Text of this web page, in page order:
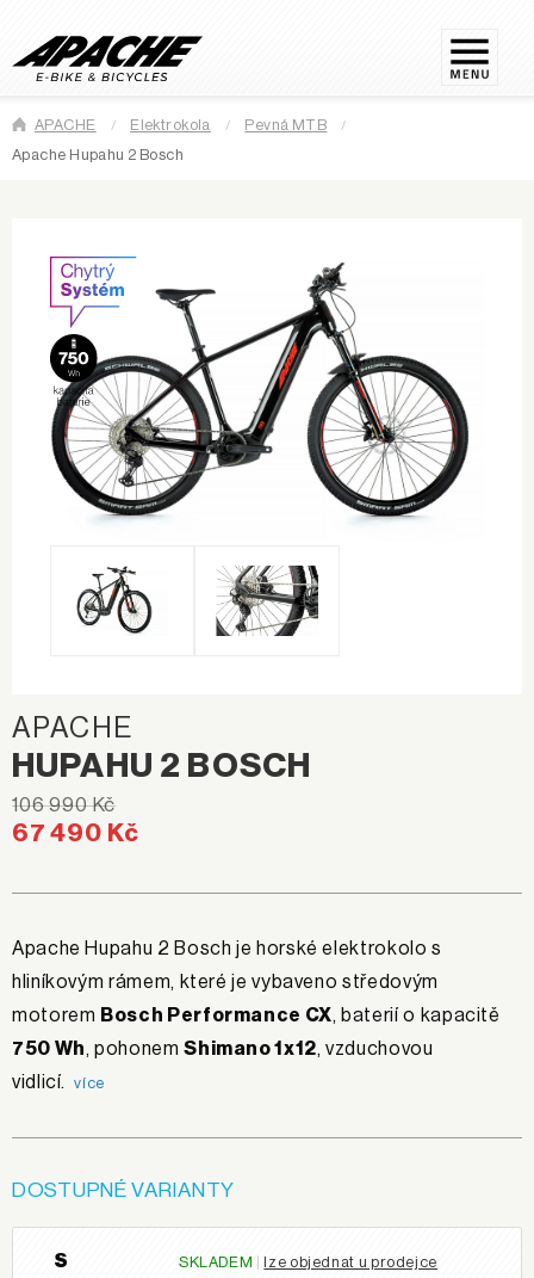
APACHE Elektrokola Pevná MTB
Apache Hupahu 2 Bosch
APACHE
HUPAHU 2 BOSCH
106 990 Kč
67 490 Kč
Apache Hupahu 2 Bosch je horské elektrokolo s
hliníkovým rámem, které je vybaveno středovým
motorem Bosch Performance CX, baterií o kapacitě
750 Wh, pohonemShimano 1x12, vzduchovou
vidlicí.více
DOSTUPNÉ VARIANTY
S SKLADEM lze objednat u prodejce